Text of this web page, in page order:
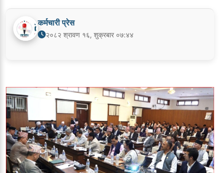
कर्मचारी प्रेस
२०८२ श्रावण १६, शुक्रबार ०७:४४